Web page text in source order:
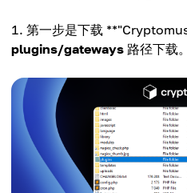
第一步是下载
plugins/gateways 路径下载。